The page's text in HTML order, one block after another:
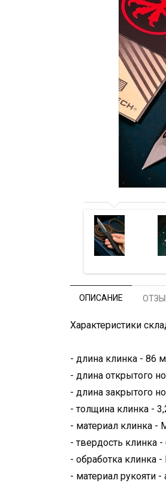
ОПИСАНИЕ
Характеристики
- длина клинка - 86
- длина открытого
- длина закрытого
- толщина клинка -
- материал клинка -
- твердость клинка -
- обработка клинка -
- материал рукояти